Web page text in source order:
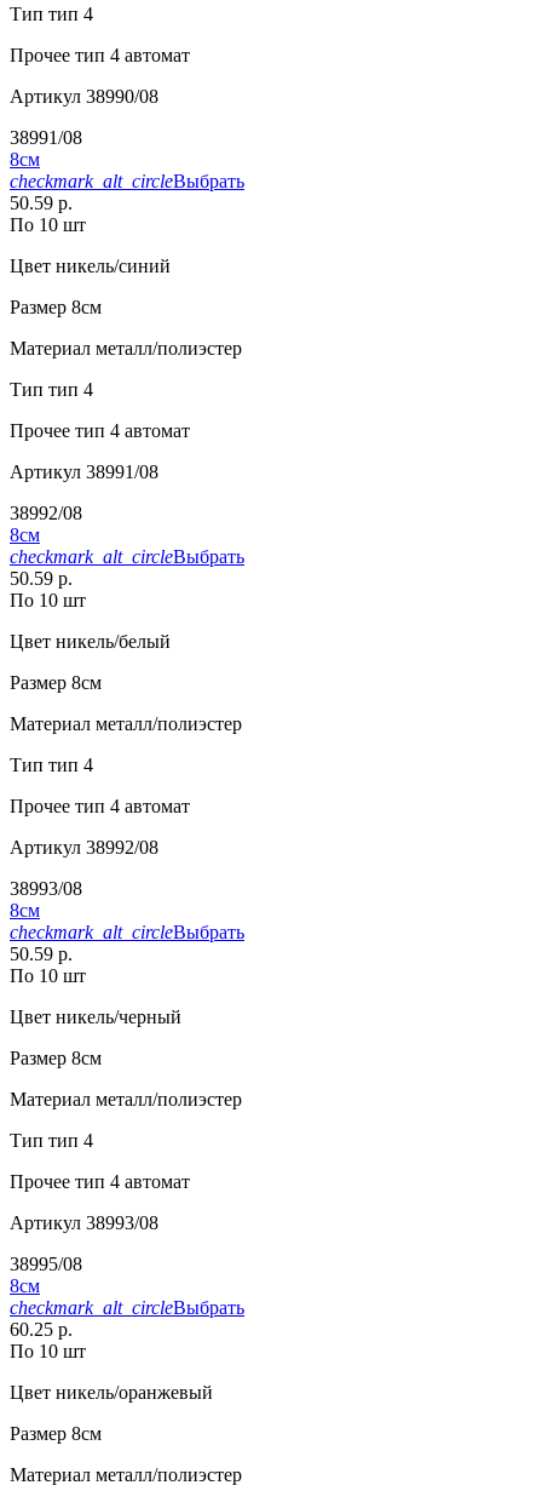
Тип тип 4
Прочее тип 4 автомат
Артикул 38990/08
38991/08
8см
checkmark_alt_circleВыбрать
50.59 р.
По 10 шт
Цвет никель/синий
Размер 8см
Материал металл/полиэстер
Тип тип 4
Прочее тип 4 автомат
Артикул 38991/08
38992/08
8см
checkmark_alt_circleВыбрать
50.59 р.
По 10 шт
Цвет никель/белый
Размер 8см
Материал металл/полиэстер
Тип тип 4
Прочее тип 4 автомат
Артикул 38992/08
38993/08
8см
checkmark_alt_circleВыбрать
50.59 р.
По 10 шт
Цвет никель/черный
Размер 8см
Материал металл/полиэстер
Тип тип 4
Прочее тип 4 автомат
Артикул 38993/08
38995/08
8см
checkmark_alt_circleВыбрать
60.25 р.
По 10 шт
Цвет никель/оранжевый
Размер 8см
Материал металл/полиэстер